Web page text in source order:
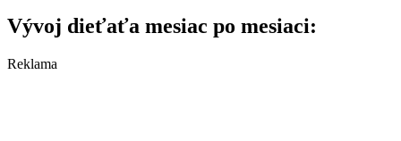
Vývoj dieťaťa mesiac po mesiaci:
Reklama